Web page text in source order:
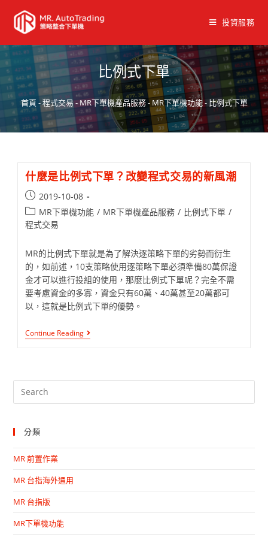
投資服務
比例式下單
首頁 -程式交易-MR下單機產品服務- MR下單機功能- 比例式下單
什麼是比例式下單？改變程式交易的新風潮
2019-10-08
MR下單機功能 / MR下單機產品服務 / 比例式下單 /
程式交易
MR的比例式下單就是為了解決逐策略下單的劣勢而衍生
的，如前述，10支策略使用逐策略下單必須準備80萬保證
金才可以進行投組的使用，那麼比例式下單呢？完全不需
要考慮資金的多寡，資金只有60萬、40萬甚至20萬都可
以，這就是比例式下單的優勢。
Continue Reading
分類
MR 前置作業
MR 台指海外通用
MR 台指版
MR下單機功能